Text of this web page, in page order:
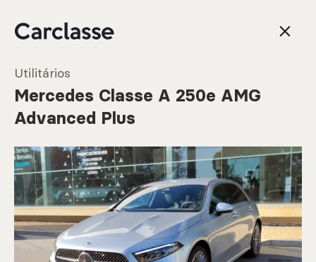
Utilitários
Mercedes Classe A 250e AMG
Advanced Plus